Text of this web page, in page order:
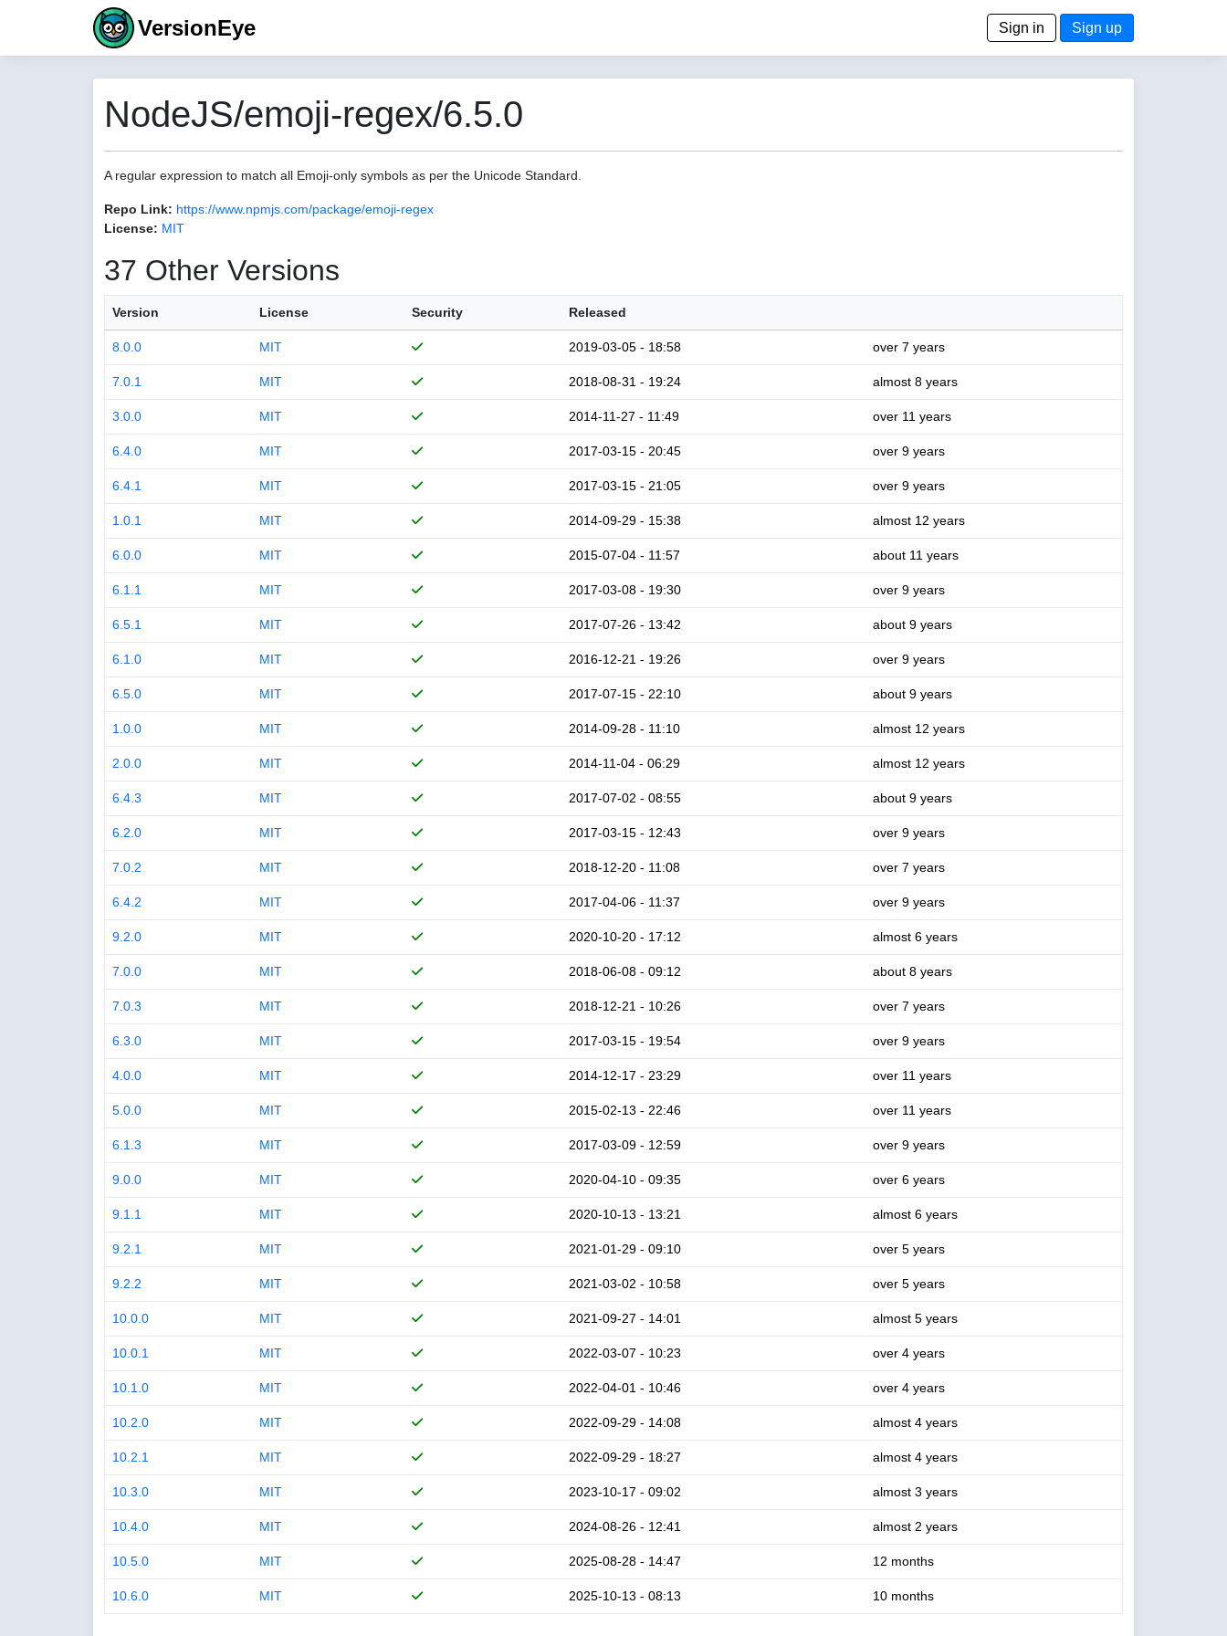
VersionEye Sign in Sign up
NodeJS/emoji-regex/6.5.0
A regular expression to match all Emoji-only symbols as per the Unicode Standard.
Repo Link: https://www.npmjs.com/package/emoji-regex
License: MIT
37 Other Versions
Version License Security Released
8.0.0 MIT 2019-03-05 - 18:58 over 7 years
7.0.1 MIT 2018-08-31 - 19:24 almost 8 years
3.0.0 MIT 2014-11-27 - 11:49 over 11 years
6.4.0 MIT 2017-03-15 - 20:45 over 9 years
6.4.1 MIT 2017-03-15 - 21:05 over 9 years
1.0.1 MIT 2014-09-29 - 15:38 almost 12 years
6.0.0 MIT 2015-07-04 - 11:57 about 11 years
6.1.1 MIT 2017-03-08 - 19:30 over 9 years
6.5.1 MIT 2017-07-26 - 13:42 about 9 years
6.1.0 MIT 2016-12-21 - 19:26 over 9 years
6.5.0 MIT 2017-07-15 - 22:10 about 9 years
1.0.0 MIT 2014-09-28 - 11:10 almost 12 years
2.0.0 MIT 2014-11-04 - 06:29 almost 12 years
6.4.3 MIT 2017-07-02 - 08:55 about 9 years
6.2.0 MIT 2017-03-15 - 12:43 over 9 years
7.0.2 MIT 2018-12-20 - 11:08 over 7 years
6.4.2 MIT 2017-04-06 - 11:37 over 9 years
9.2.0 MIT 2020-10-20 - 17:12 almost 6 years
7.0.0 MIT 2018-06-08 - 09:12 about 8 years
7.0.3 MIT 2018-12-21 - 10:26 over 7 years
6.3.0 MIT 2017-03-15 - 19:54 over 9 years
4.0.0 MIT 2014-12-17 - 23:29 over 11 years
5.0.0 MIT 2015-02-13 - 22:46 over 11 years
6.1.3 MIT 2017-03-09 - 12:59 over 9 years
9.0.0 MIT 2020-04-10 - 09:35 over 6 years
9.1.1 MIT 2020-10-13 - 13:21 almost 6 years
9.2.1 MIT 2021-01-29 - 09:10 over 5 years
9.2.2 MIT 2021-03-02 - 10:58 over 5 years
10.0.0 MIT 2021-09-27 - 14:01 almost 5 years
10.0.1 MIT 2022-03-07 - 10:23 over 4 years
10.1.0 MIT 2022-04-01 - 10:46 over 4 years
10.2.0 MIT 2022-09-29 - 14:08 almost 4 years
10.2.1 MIT 2022-09-29 - 18:27 almost 4 years
10.3.0 MIT 2023-10-17 - 09:02 almost 3 years
10.4.0 MIT 2024-08-26 - 12:41 almost 2 years
10.5.0 MIT 2025-08-28 - 14:47 12 months
10.6.0 MIT 2025-10-13 - 08:13 10 months